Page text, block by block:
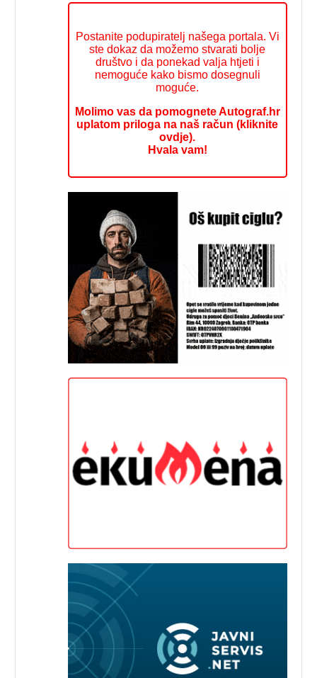
Postanite podupiratelj našega portala. Vi
ste dokaz da možemo stvarati bolje
društvo i da ponekad valja htjeti i
nemoguće kako bismo dosegnuli
moguće.
Molimo vas da pomognete Autograf.hr
uplatom priloga na naš račun (kliknite
ovdje).
Hvala vam!